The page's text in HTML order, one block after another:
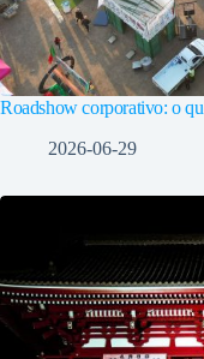
Roadshow corporativo: o
2026-06-29